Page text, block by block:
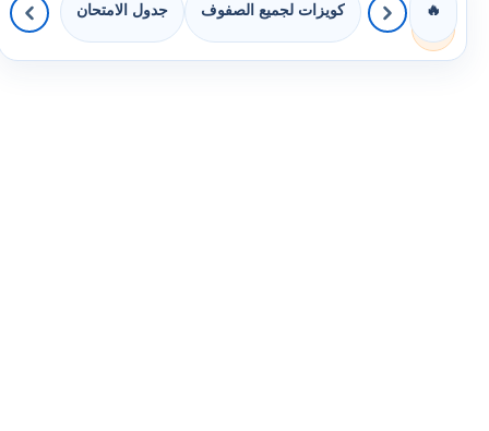
🔥 كويزات لجميع الصفوف جدول الامتحان